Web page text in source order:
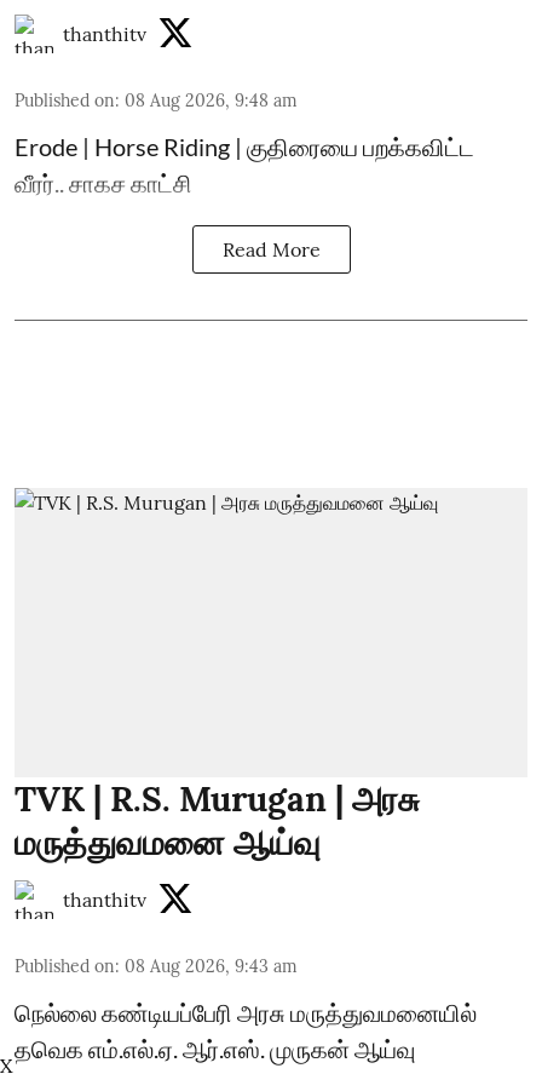
thanthitv
Published on: 08 Aug 2026, 9:48 am
Erode | Horse Riding | குதிரையை பறக்கவிட்ட
வீரர்.. சாகச காட்சி
Read More
TVK | R.S. Murugan | அரசு
மருத்துவமனை ஆய்வு
thanthitv
Published on: 08 Aug 2026, 9:43 am
நெல்லை கண்டியப்பேரி அரசு மருத்துவமனையில்
தவெக எம்.எல்.ஏ. ஆர்.எஸ். முருகன் ஆய்வு
X